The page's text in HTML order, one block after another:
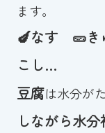
ます。
🍆なす 🥒き
こし…
豆腐は水分が
しながら水